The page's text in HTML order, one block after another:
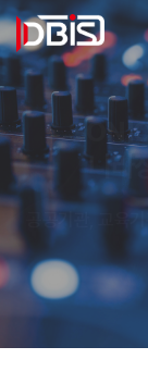
프로젝터 ·
나라
공공기관, 교육